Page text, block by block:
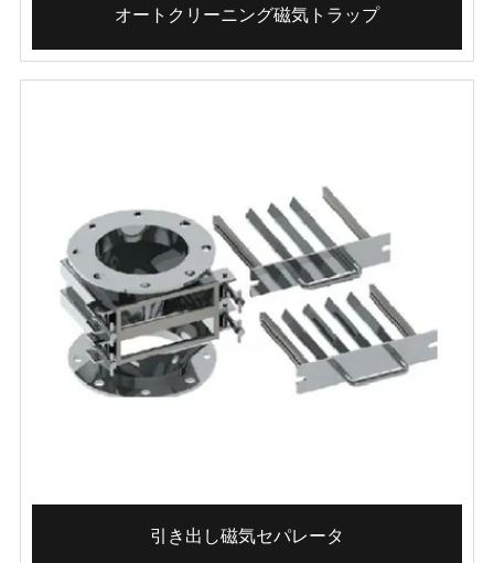
オートクリーニング磁気トラップ
引き出し磁気セパレータ